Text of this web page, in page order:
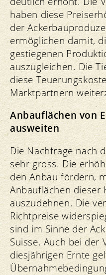
haben diese
der
ermöglichen damit,
gestiegenen
auszugleichen. Die
diese
Marktpartnern
Anbauflächen von
ausweiten
Die Nachfrage nach
sehr gross. Die
den Anbau fördern,
Anbauflächen dieser
auszudehnen. Die
Richtpreise
sind im Sinne der
Suisse. Auch bei der
diesjährigen Ernte